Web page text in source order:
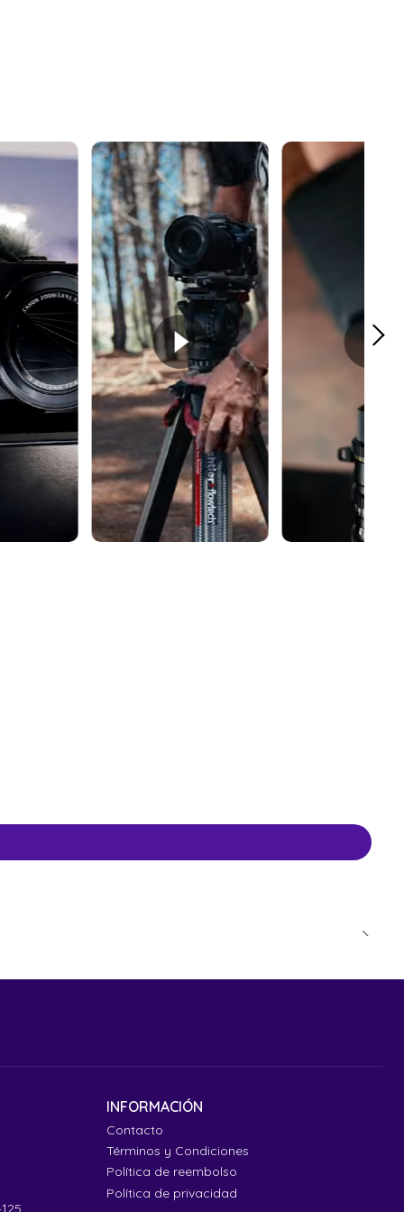
INFORMACIÓN
Contacto
Términos y Condiciones
Política de reembolso
Política de privacidad